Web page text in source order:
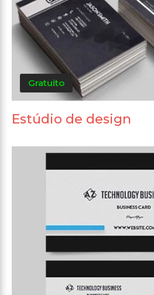
Gratuito
Estúdio de design